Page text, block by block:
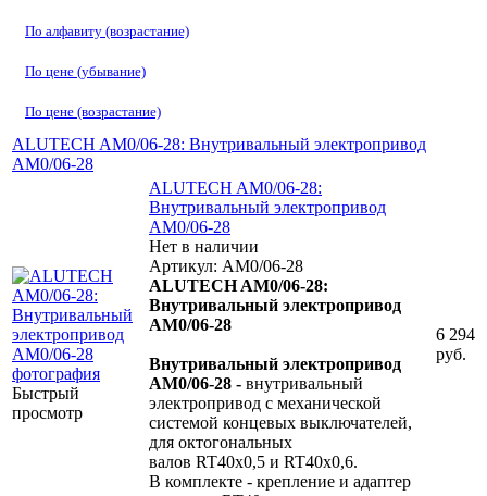
По алфавиту (возрастание)
По цене (убывание)
По цене (возрастание)
ALUTECH AM0/06-28: Внутривальный электропривод
AM0/06-28
Быстрый
просмотр
ALUTECH AM0/06-28:
Внутривальный электропривод
AM0/06-28
Нет в наличии
Артикул: AM0/06-28
ALUTECH AM0/06-28:
Внутривальный электропривод
AM0/06-28
Внутривальный электропривод
AM0/06-28 - внутривальный
электропривод с механической
системой концевых выключателей,
для октогональных
валов RT40х0,5 и RT40х0,6.
В комплекте - крепление и адаптер
6 294
руб.